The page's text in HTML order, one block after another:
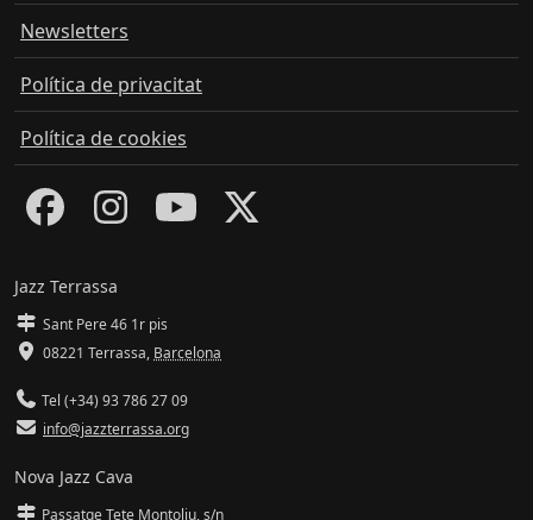
Newsletters
Política de privacitat
Política de cookies
Jazz Terrassa
Sant Pere 46 1r pis
08221 Terrassa, Barcelona
Tel (+34) 93 786 27 09
info@jazzterrassa.org
Nova Jazz Cava
Passatge Tete Montoliu, s/n